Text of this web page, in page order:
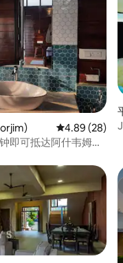
平均评分 4.89
4.89 (28)
即可抵达阿什韦姆海